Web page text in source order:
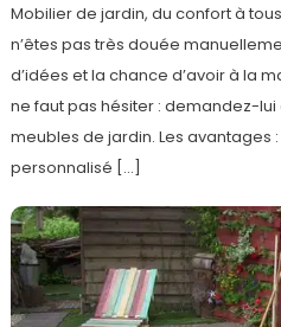
Mobilier de jardin, du confort à
n’êtes pas très douée
d’idées et la chance d’avoir à la
ne faut pas hésiter : demandez-
meubles de jardin. Les avantages
personnalisé […]